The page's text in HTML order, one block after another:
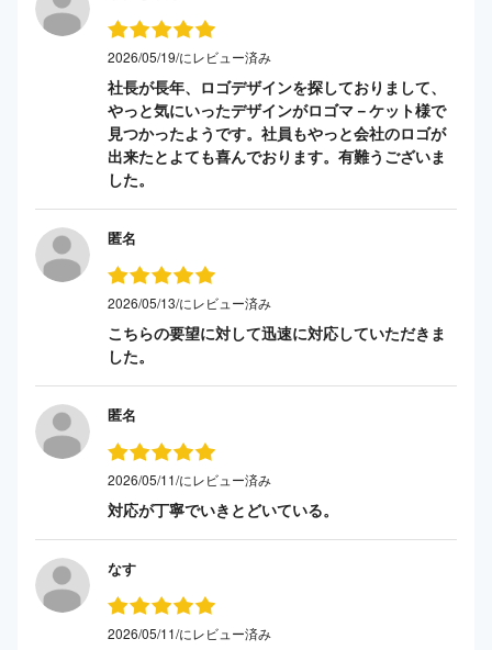
2026/05/19/にレビュー済み
社長が長年、ロゴデザインを探しておりまして、
やっと気にいったデザインがロゴマ－ケット様で
見つかったようです。社員もやっと会社のロゴが
出来たとよても喜んでおります。有難うございま
した。
匿名
2026/05/13/にレビュー済み
こちらの要望に対して迅速に対応していただきま
した。
匿名
2026/05/11/にレビュー済み
対応が丁寧でいきとどいている。
なす
2026/05/11/にレビュー済み